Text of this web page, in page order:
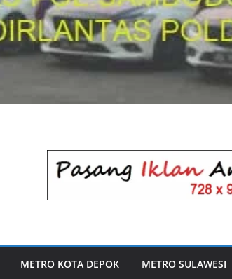
METRO KOTA DEPOK METRO SULAWESI